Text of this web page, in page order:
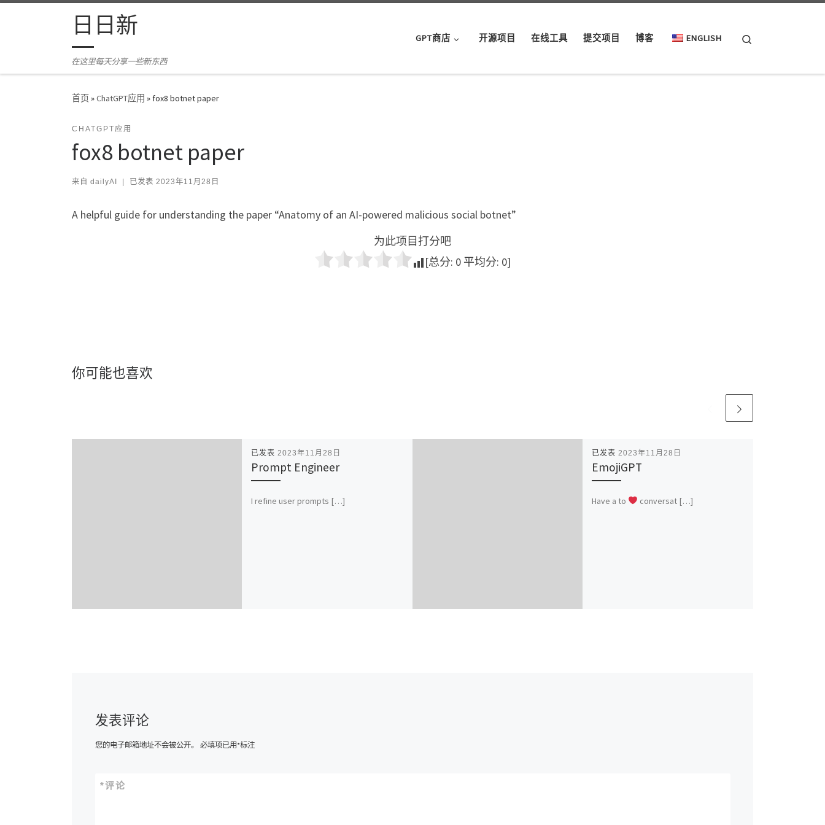
Skip to content日日新
在这里每天分享一些新东西
GPT商店 开源项目 在线工具 提交项目 博客 ENGLISH
首页»ChatGPT应用 »fox8 botnet paper
CHATGPT应用
fox8 botnet paper
来自 dailyAI 已发表 2023年11月28日
A helpful guide for understanding the paper “Anatomy of an AI-powered malicious social botnet”
为此项目打分吧
[总分: 0 平均分: 0]
你可能也喜欢
已发表 2023年11月28日
Prompt Engineer
I refine user prompts […]
已发表 2023年11月28日
EmojiGPT
Have a to conversat […]
发表评论
您的电子邮箱地址不会被公开。 必填项已用*标注
评论
*